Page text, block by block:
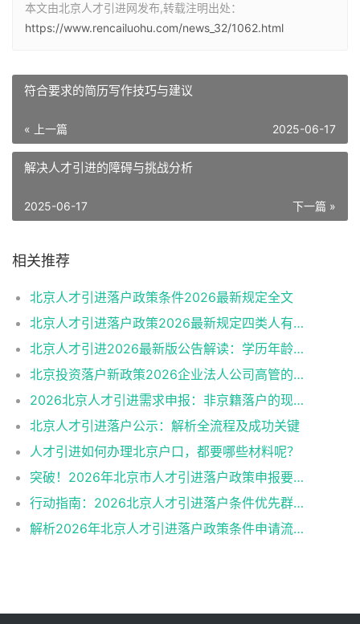
本文由北京人才引进网发布,转载注明出处：
https://www.rencailuohu.com/news_32/1062.html
符合要求的简历写作技巧与建议
« 上一篇 2025-06-17
解决人才引进的障碍与挑战分析
下一篇 »
2025-06-17
相关推荐
北京人才引进落户政策条件2026最新规定全文
北京人才引进落户政策2026最新规定四类人有资格
北京人才引进2026最新版公告解读：学历年龄是门槛
北京投资落户新政策2026企业法人公司高管的福音
2026北京人才引进需求申报：非京籍落户的现状与困境
北京人才引进落户公示：解析全流程及成功关键
人才引进如何办理北京户口，都要哪些材料呢？
突破！2026年北京市人才引进落户政策申报要求操作指南
行动指南：2026北京人才引进落户条件优先群体政策红利
解析2026年北京人才引进落户政策条件申请流程材料准备